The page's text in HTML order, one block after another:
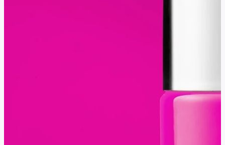
profesionálneho výsledku, manikúru zvládnete aj doma,
no nechty budú pôsobiť čisto, lesklo a nadčasovo.